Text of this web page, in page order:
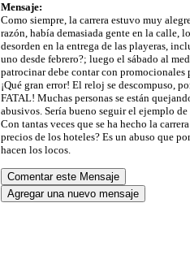
Mensaje:
Como siempre, la carrera estuvo muy
razón, había demasiada gente en la calle,
desorden en la entrega de las playeras,
uno desde febrero?; luego el sábado al
patrocinar debe contar con promocionales
¡Qué gran error! El reloj se descompuso,
FATAL! Muchas personas se están
abusivos. Sería bueno seguir el ejemplo
Con tantas veces que se ha hecho la
precios de los hoteles? Es un abuso que
hacen los locos.